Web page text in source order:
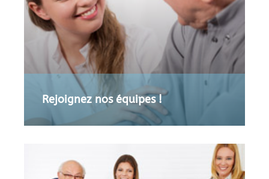
Rejoignez nos équipes !